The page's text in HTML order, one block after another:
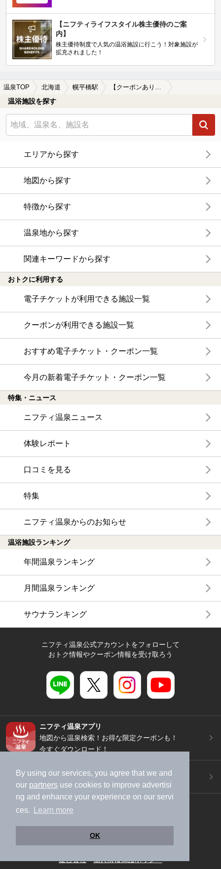
By using our services, you agree that we and
our partners use cookies to improve advertisi
ng and enhance your experience on our servi
ces.
Learn more
OK
【ニフティライフスタイル株主優待のご案
内】
株主優待制度で人気の温浴施設に行こう！対象施設が
拡充されました！
温泉TOP 北海道 幌平橋駅
温浴施設を探す
エリアから探す
地図から探す
特徴から探す
温泉地から探す
関連キーワードから探す
おトクに利用する
電子チケットが利用できる施設一覧
クーポンが利用できる施設一覧
おすすめ電子チケット・クーポン一覧
今月の新着電子チケット・クーポン一覧
特集・ニュース
ニフティ温泉ニュース
体験レポート
口コミを見る
特集
ニフティ温泉からのお知らせ
温浴施設ランキング
年間温泉ランキング
月間温泉ランキング
サウナランキング
ニフティ温泉公式アカウントをフォローして
おトク情報やクーポン情報を受け取ろう
ニフティ温泉アプリ
地図から温泉検索！お得な限定クーポンも！
今すぐダウンロード！
ご意見ご要望 ・お問い合わせ
施設データの新規追加や修正依頼もこちらから
ライフスタイルMEMBERS+規約
特定商取引法に基づく表記
ヘルプ
採用情報
運営会社
個人情報保護ポリシー